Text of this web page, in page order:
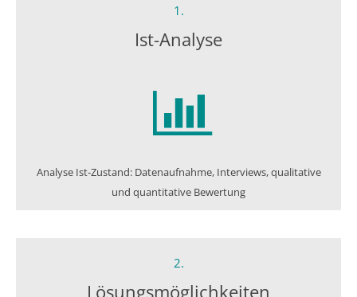
1.
Ist-Analyse
Analyse Ist-Zustand: Datenaufnahme, Interviews, qualitative
und quantitative Bewertung
2.
Lösungs­möglichkeiten